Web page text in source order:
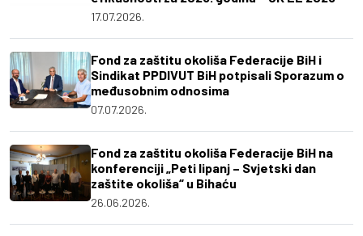
17.07.2026.
Fond za zaštitu okoliša Federacije BiH i
Sindikat PPDIVUT BiH potpisali Sporazum o
međusobnim odnosima
07.07.2026.
Fond za zaštitu okoliša Federacije BiH na
konferenciji „Peti lipanj – Svjetski dan
zaštite okoliša“ u Bihaću
26.06.2026.